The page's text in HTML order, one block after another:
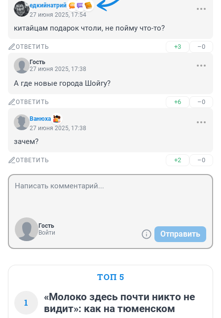
едкийнатрий
27 июня 2025, 17:54
китайцам подарок чтоли, не пойму что-то?
ОТВЕТИТЬ +3 –0
Гость
27 июня 2025, 17:38
А где новые города Шойгу?
ОТВЕТИТЬ +6 –0
Вaнюхa
27 июня 2025, 17:38
зачем?
ОТВЕТИТЬ +2 –0
Гость
Войти
Отправить
ТОП 5
1
«Молоко здесь почти никто не
видит»: как на тюменском